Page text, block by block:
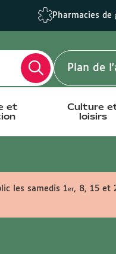
Pharmacies de
Plan de
et
Culture
loisirs
les samedis 1er, 8, 15 et